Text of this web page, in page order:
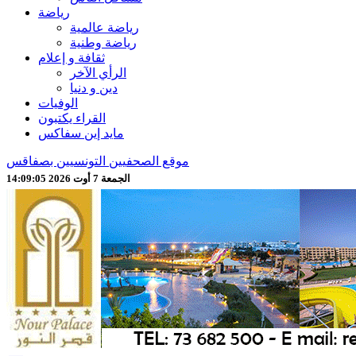
رياضة
رياضة عالمية
رياضة وطنية
ثقافة و إعلام
الرأي الآخر
دين و دنيا
الوفيات
القراء يكتبون
مايد إين سفاكس
موقع الصحفيين التونسيين بصفاقس
الجمعة 7 أوت 2026 14:09:07